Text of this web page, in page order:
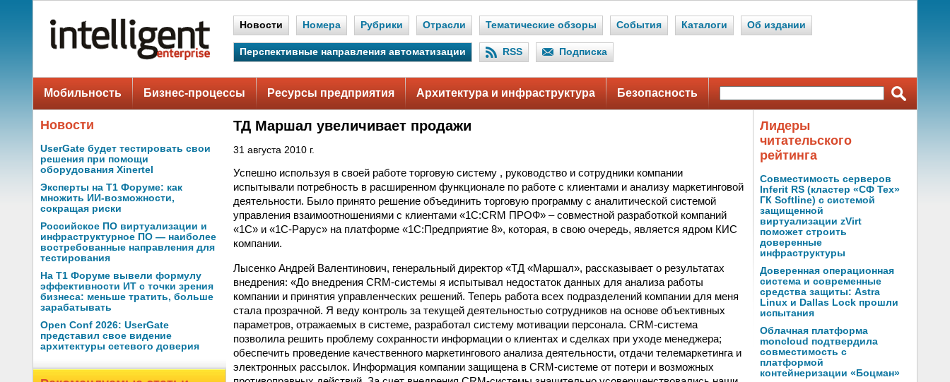
Новости Номера Рубрики Отрасли Тематические обзоры События Каталоги Об издании
Перспективные направления автоматизации RSS Подписка
Мобильность Бизнес-процессы Ресурсы предприятия Архитектура и инфраструктура Безопасность
Новости
UserGate будет тестировать свои
решения при помощи
оборудования Xinertel
Эксперты на Т1 Форуме: как
множить ИИ-возможности,
сокращая риски
Российское ПО виртуализации и
инфраструктурное ПО — наиболее
востребованные направления для
тестирования
На Т1 Форуме вывели формулу
эффективности ИТ с точки зрения
бизнеса: меньше тратить, больше
зарабатывать
Open Conf 2026: UserGate
представил свое видение
архитектуры сетевого доверия
ТД Маршал увеличивает продажи
31 августа 2010 г.
Успешно используя в своей работе торговую систему , руководство и сотрудники компании
испытывали потребность в расширенном функционале по работе с клиентами и анализу маркетинговой
деятельности. Было принято решение объединить торговую программу с аналитической системой
управления взаимоотношениями с клиентами «1С:CRM ПРОФ» – совместной разработкой компаний
«1С» и «1С-Рарус» на платформе «1С:Предприятие 8», которая, в свою очередь, является ядром КИС
компании.
Лысенко Андрей Валентинович, генеральный директор «ТД «Маршал», рассказывает о результатах
внедрения: «До внедрения CRM-системы я испытывал недостаток данных для анализа работы
компании и принятия управленческих решений. Теперь работа всех подразделений компании для меня
стала прозрачной. Я веду контроль за текущей деятельностью сотрудников на основе объективных
параметров, отражаемых в системе, разработал систему мотивации персонала. CRM-система
позволила решить проблему сохранности информации о клиентах и сделках при уходе менеджера;
обеспечить проведение качественного маркетингового анализа деятельности, отдачи телемаркетинга и
электронных рассылок. Информация компании защищена в CRM-системе от потери и возможных
Лидеры
читательского
рейтинга
Совместимость серверов
Inferit RS (кластер «СФ Тех»
ГК Softline) с системой
защищенной
виртуализации zVirt
поможет строить
доверенные
инфраструктуры
Доверенная операционная
система и современные
средства защиты: Astra
Linux и Dallas Lock прошли
испытания
Облачная платформа
moncloud подтвердила
совместимость с
платформой
контейнеризации «Боцман»